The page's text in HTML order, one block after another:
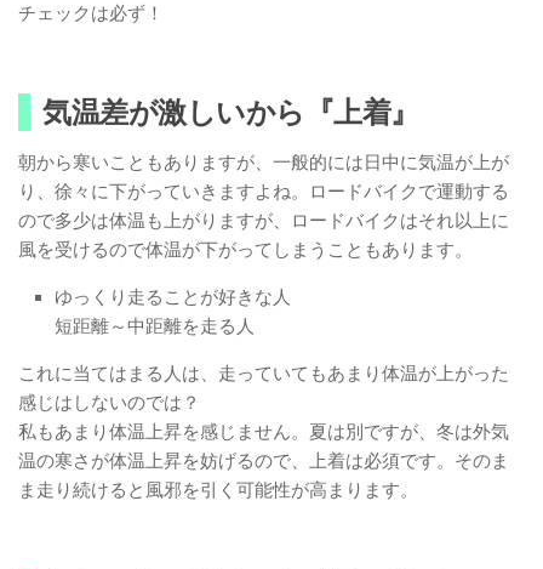
チェックは必ず！
気温差が激しいから『上着』
朝から寒いこともありますが、一般的には日中に気温が上が
り、徐々に下がっていきますよね。ロードバイクで運動する
ので多少は体温も上がりますが、ロードバイクはそれ以上に
風を受けるので体温が下がってしまうこともあります。
ゆっくり走ることが好きな人
短距離～中距離を走る人
これに当てはまる人は、走っていてもあまり体温が上がった
感じはしないのでは？
私もあまり体温上昇を感じません。夏は別ですが、冬は外気
温の寒さが体温上昇を妨げるので、上着は必須です。そのま
ま走り続けると風邪を引く可能性が高まります。